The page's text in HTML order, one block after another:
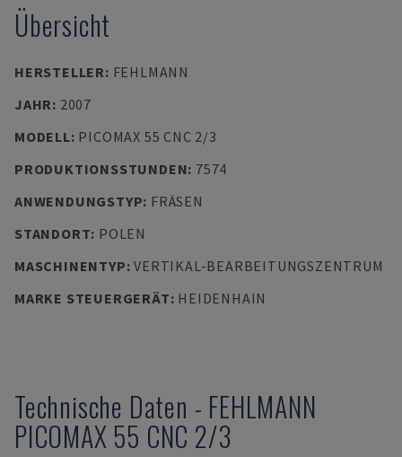
Übersicht
HERSTELLER: FEHLMANN
JAHR: 2007
MODELL: PICOMAX 55 CNC 2/3
PRODUKTIONSSTUNDEN: 7574
ANWENDUNGSTYP: FRÄSEN
STANDORT: POLEN
MASCHINENTYP:VERTIKAL-BEARBEITUNGSZENTRUM
MARKE STEUERGERÄT: HEIDENHAIN
Technische Daten - FEHLMANN
PICOMAX 55 CNC 2/3